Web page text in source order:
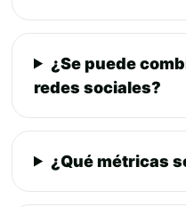
¿Se puede
redes sociales?
¿Qué métricas